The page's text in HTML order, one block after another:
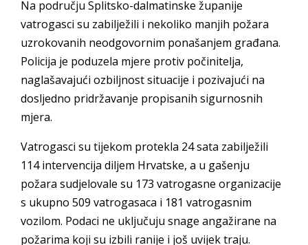
Na području Splitsko-dalmatinske županije
vatrogasci su zabilježili i nekoliko manjih požara
uzrokovanih neodgovornim ponašanjem građana.
Policija je poduzela mjere protiv počinitelja,
naglašavajući ozbiljnost situacije i pozivajući na
dosljedno pridržavanje propisanih sigurnosnih
mjera.
Vatrogasci su tijekom protekla 24 sata zabilježili
114 intervencija diljem Hrvatske, a u gašenju
požara sudjelovale su 173 vatrogasne organizacije
s ukupno 509 vatrogasaca i 181 vatrogasnim
vozilom. Podaci ne uključuju snage angažirane na
požarima koji su izbili ranije i još uvijek traju.